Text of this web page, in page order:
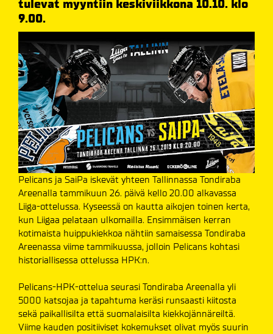
tulevat myyntiin keskiviikkona 10.10. klo
9.00.
Pelicans ja SaiPa iskevät yhteen Tallinnassa Tondiraba
Areenalla tammikuun 26. päivä kello 20.00 alkavassa
Liiga-ottelussa. Kyseessä on kautta aikojen toinen kerta,
kun Liigaa pelataan ulkomailla. Ensimmäisen kerran
kotimaista huippukiekkoa nähtiin samaisessa Tondiraba
Areenassa viime tammikuussa, jolloin Pelicans kohtasi
historiallisessa ottelussa HPK:n.
Pelicans-HPK-ottelua seurasi Tondiraba Areenalla yli
5000 katsojaa ja tapahtuma keräsi runsaasti kiitosta
sekä paikallisilta että suomalaisilta kiekkojännäreiltä.
Viime kauden positiiviset kokemukset olivat myös suurin